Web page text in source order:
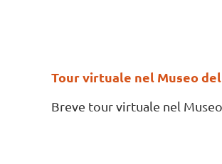
Tour virtuale nel Museo
Breve tour virtuale nel